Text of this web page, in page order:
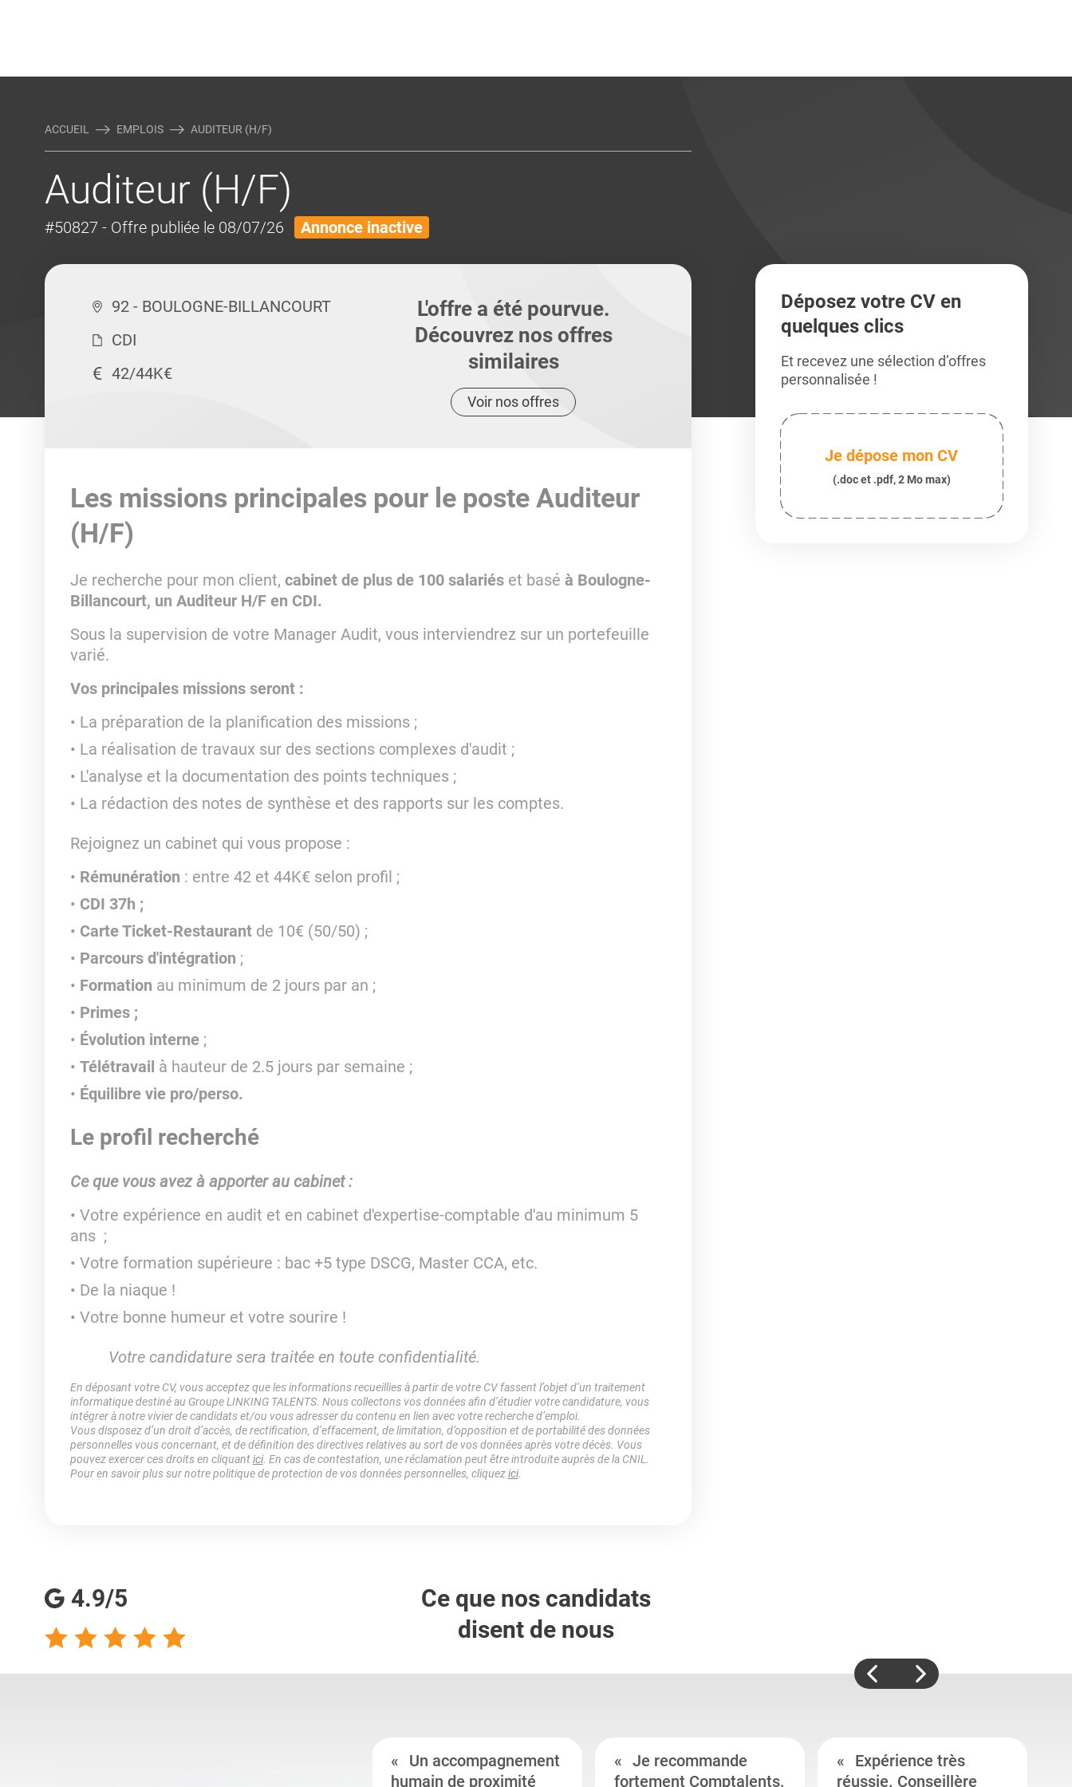
ACCUEIL EMPLOIS AUDITEUR (H/F)
Auditeur (H/F)
#50827 - Offre publiée le 08/07/26 Annonce inactive
92 - BOULOGNE-BILLANCOURT
CDI
42/44K€
L'offre a été pourvue.
Découvrez nos offres
similaires
Voir nos offres
Les missions principales pour le poste Auditeur
(H/F)
Je recherche pour mon client, cabinet de plus de 100 salariés et basé à Boulogne-
Billancourt, un Auditeur H/F en CDI.
Sous la supervision de votre Manager Audit, vous interviendrez sur un portefeuille
varié.
Vos principales missions seront :
La préparation de la planification des missions ;
La réalisation de travaux sur des sections complexes d'audit ;
L'analyse et la documentation des points techniques ;
La rédaction des notes de synthèse et des rapports sur les comptes.
Rejoignez un cabinet qui vous propose :
Rémunération : entre 42 et 44K€ selon profil ;
CDI 37h ;
Carte Ticket-Restaurant de 10€ (50/50) ;
Parcours d'intégration ;
Formation au minimum de 2 jours par an ;
Primes ;
Évolution interne;
Télétravail à hauteur de 2.5 jours par semaine ;
Équilibre vie pro/perso.
Le profil recherché
Ce que vous avez à apporter au cabinet :
Votre expérience en audit et en cabinet d'expertise-comptable d'au minimum 5
ans ;
Votre formation supérieure : bac +5 type DSCG, Master CCA, etc.
De la niaque !
Votre bonne humeur et votre sourire !
Votre candidature sera traitée en toute confidentialité.
En déposant votre CV, vous acceptez que les informations recueillies à partir de votre CV fassent l’objet d’un traitement
informatique destiné au Groupe LINKING TALENTS. Nous collectons vos données afin d’étudier votre candidature, vous
intégrer à notre vivier de candidats et/ou vous adresser du contenu en lien avec votre recherche d’emploi.
Vous disposez d’un droit d’accès, de rectification, d’effacement, de limitation, d’opposition et de portabilité des données
personnelles vous concernant, et de définition des directives relatives au sort de vos données après votre décès. Vous
pouvez exercer ces droits en cliquantici. En cas de contestation, une réclamation peut être introduite auprès de la CNIL.
Pour en savoir plus sur notre politique de protection de vos données personnelles, cliquezici.
Déposez votre CV en
quelques clics
Et recevez une sélection d’offres
personnalisée !
Je dépose mon CV
(.doc et .pdf, 2 Mo max)
4.9/5
Ce que nos candidats
disent de nous
Un accompagnement
humain de proximité
Je recommande
fortement Comptalents.
Expérience très
réussie. Conseillère